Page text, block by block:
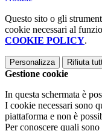
Questo sito o gli
cookie necessari al
COOKIE POLICY.
Personalizza Rifiuta
Gestione cookie
In questa schermata è
I cookie necessari sono
piattaforma e non è
Per conoscere quali